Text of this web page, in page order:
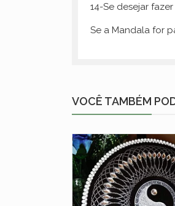
14-Se desejar
Se a Mandala for
VOCÊ TAMBÉM